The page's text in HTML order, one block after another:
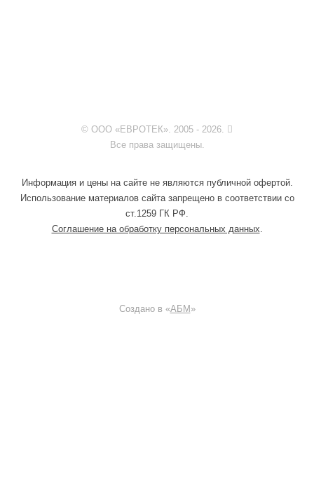
© ООО «ЕВРОТЕК». 2005 - 2026.
Все права защищены.
Информация и цены на сайте не являются публичной офертой.
Использование материалов сайта запрещено в соответствии со
ст.1259 ГК РФ.
Соглашение на обработку персональных данных
Создано в «АБМ »